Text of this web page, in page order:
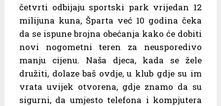
četvrti odbijaju sportski park vrijedan 12
milijuna kuna, Šparta već 10 godina čeka
da se ispune brojna obećanja kako će dobiti
novi nogometni teren za neusporedivo
manju cijenu. Naša djeca, kada se žele
družiti, dolaze baš ovdje, u klub gdje su im
vrata uvijek otvorena, gdje znamo da su
sigurni, da umjesto telefona i kompjutera